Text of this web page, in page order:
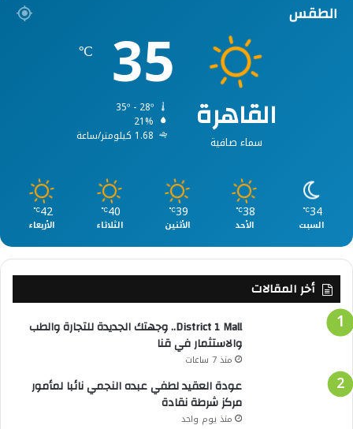
الطقس
القاهرة
سماء صافية
35
℃
21%
1.68 كيلومتر/ساعة
34
℃
السبت
38
℃
الأحد
39
℃
الأثنين
40
℃
الثلاثاء
42
℃
الأربعاء
أخر المقالات
District 1 Mall.. وجهتك الجديدة للتجارة والطب
والاستثمار في قنا
منذ 7 ساعات
عودة العقيد لطفي عبده النجمي نائبا لمأمور
مركز شرطة نقادة
منذ يوم واحد